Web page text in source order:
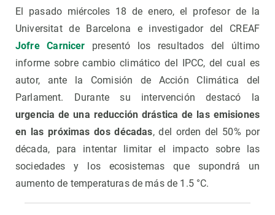
El pasado miércoles 18 de enero, el profesor de la
Universitat de Barcelona e investigador del CREAF
Jofre Carnicer presentó los resultados del último
informe sobre cambio climático del IPCC, del cual es
autor, ante la Comisión de Acción Climática del
Parlament. Durante su intervención destacó la
urgencia de una reducción drástica de las emisiones
en las próximas dos décadas, del orden del 50% por
década, para intentar limitar el impacto sobre las
sociedades y los ecosistemas que supondrá un
aumento de temperaturas de más de 1.5 °C.